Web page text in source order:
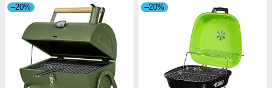
–20% –20%